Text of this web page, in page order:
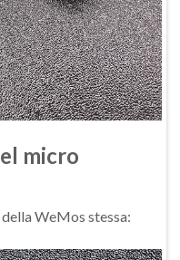
micro
WeMos stessa: